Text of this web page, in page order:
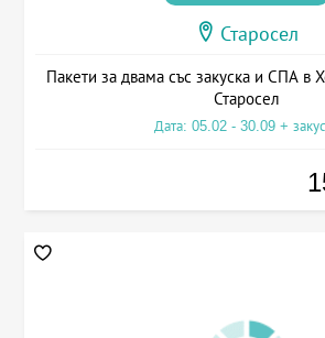
Старосел
Пакети за двама със закуска и СПА в
Старосел
Дата: 05.02 - 30.09 +